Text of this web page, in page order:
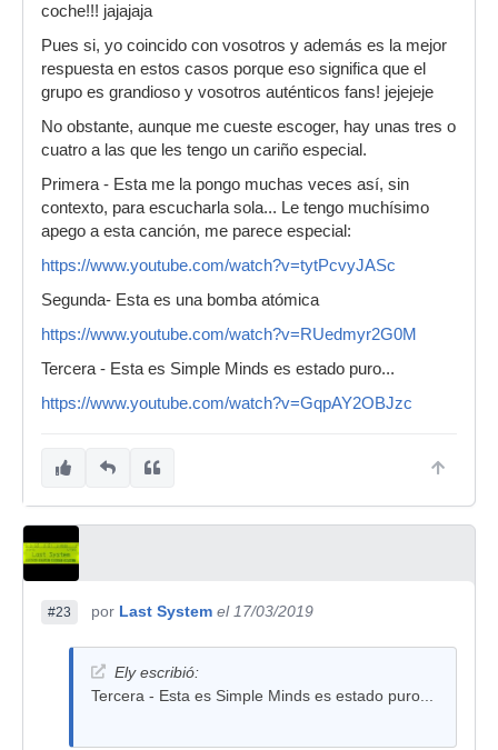
coche!!! jajajaja
Pues si, yo coincido con vosotros y además es la mejor
respuesta en estos casos porque eso significa que el
grupo es grandioso y vosotros auténticos fans! jejejeje
No obstante, aunque me cueste escoger, hay unas tres o
cuatro a las que les tengo un cariño especial.
Primera - Esta me la pongo muchas veces así, sin
contexto, para escucharla sola... Le tengo muchísimo
apego a esta canción, me parece especial:
https://www.youtube.com/watch?v=tytPcvyJASc
Segunda- Esta es una bomba atómica
https://www.youtube.com/watch?v=RUedmyr2G0M
Tercera - Esta es Simple Minds es estado puro...
https://www.youtube.com/watch?v=GqpAY2OBJzc
#23 por Last System el 17/03/2019
Ely escribió:
Tercera - Esta es Simple Minds es estado puro...